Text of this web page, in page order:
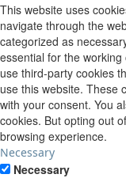
This website uses
navigate through the
categorized as
essential for the
use third-party cookies
use this website. These
with your consent. You
cookies. But opting out
browsing experience.
Necessary
Necessary